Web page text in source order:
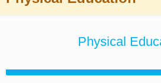
Physical